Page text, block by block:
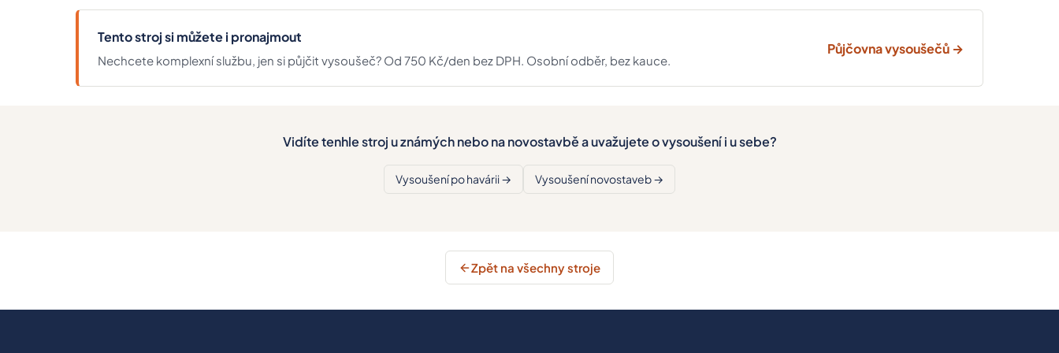
Tento stroj si můžete i pronajmout
Nechcete komplexní službu, jen si půjčit vysoušeč? Od 750 Kč/den bez DPH. Osobní odběr, bez kauce.
Půjčovna vysoušečů →
Vidíte tenhle stroj u známých nebo na novostavbě a uvažujete o vysoušení i u sebe?
Vysoušení po havárii → Vysoušení novostaveb →
Zpět na všechny stroje